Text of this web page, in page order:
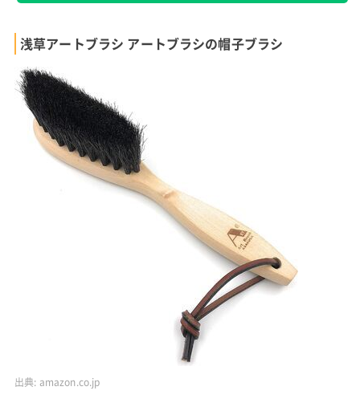
浅草アートブラシ アートブラシの帽子ブラシ
出典: amazon.co.jp